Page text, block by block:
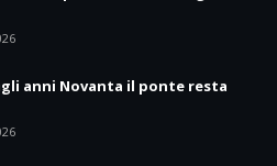
anni Novanta il ponte resta